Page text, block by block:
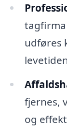
udføres
fjernes,
og